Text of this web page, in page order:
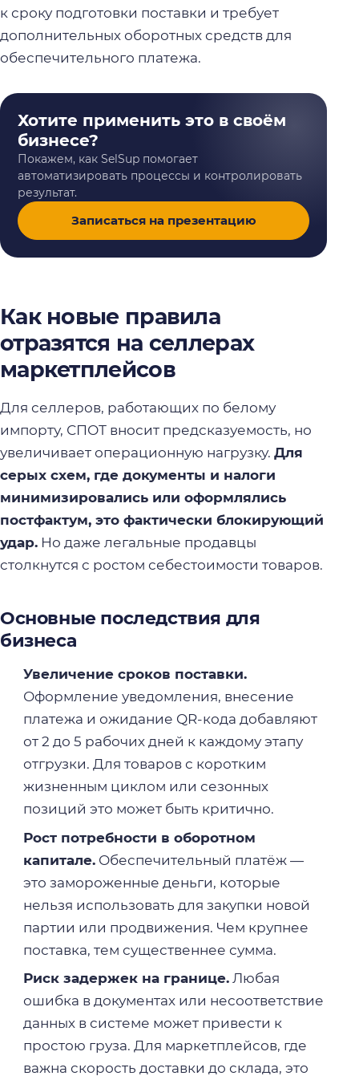
к сроку подготовки поставки и требует
дополнительных оборотных средств для
обеспечительного платежа.
Хотите применить это в своём
бизнесе?
Покажем, как SelSup помогает
автоматизировать процессы и контролировать
результат.
Записаться на презентацию
Как новые правила
отразятся на селлерах
маркетплейсов
Для селлеров, работающих по белому
импорту, СПОТ вносит предсказуемость, но
увеличивает операционную нагрузку. Для
серых схем, где документы и налоги
минимизировались или оформлялись
постфактум, это фактически блокирующий
удар. Но даже легальные продавцы
столкнутся с ростом себестоимости товаров.
Основные последствия для
бизнеса
Увеличение сроков поставки.
Оформление уведомления, внесение
платежа и ожидание QR-кода добавляют
от 2 до 5 рабочих дней к каждому этапу
отгрузки. Для товаров с коротким
жизненным циклом или сезонных
позиций это может быть критично.
Рост потребности в оборотном
капитале.Обеспечительный платёж —
это замороженные деньги, которые
нельзя использовать для закупки новой
партии или продвижения. Чем крупнее
поставка, тем существеннее сумма.
Риск задержек на границе.Любая
ошибка в документах или несоответствие
данных в системе может привести к
простою груза. Для маркетплейсов, где
важна скорость доставки до склада, это